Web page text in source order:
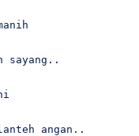
angan..